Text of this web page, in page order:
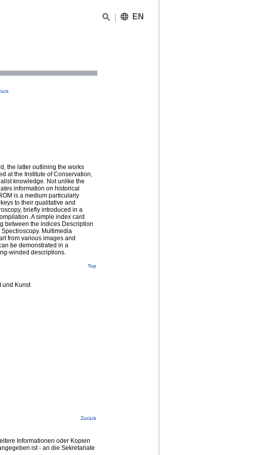
EN
the latter outlining the works
at the Institute of Conservation,
knowledge. Not unlike the
information on historical
is a medium particularly
to their qualitative and
briefly introduced in a
A simple index card
between the indices Description
Multimedia
from various images and
be demonstrated in a
winded descriptions.
Top
und Kunst
Zurück
Informationen oder Kopien
ist - an die Sekretariate